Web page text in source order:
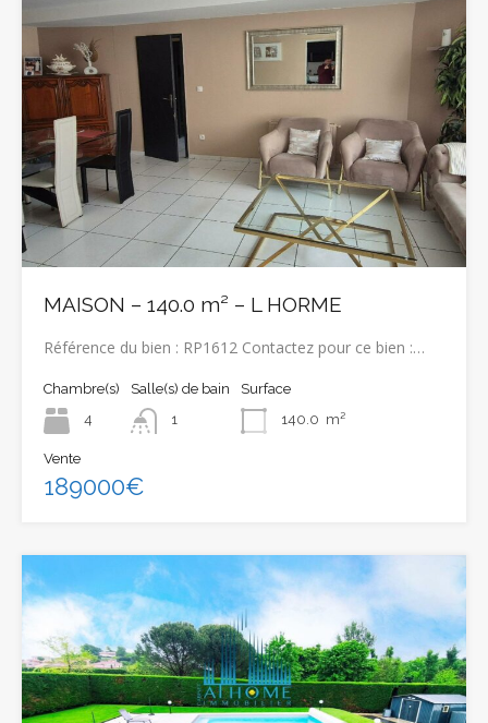
MAISON – 140.0 m² – L HORME
Référence du bien : RP1612 Contactez pour ce bien :…
Chambre(s)
4
Salle(s) de bain
1
Surface
140.0 m²
Vente
189000€